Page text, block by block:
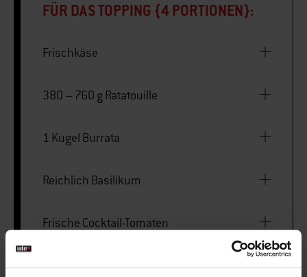
FÜR DAS TOPPING {4 PORTIONEN}:
Frischkäse
380 – 760 g Ratatouille
1 Kugel Burrata
Reichlich Basilikum
Frische Cocktail-Tomaten